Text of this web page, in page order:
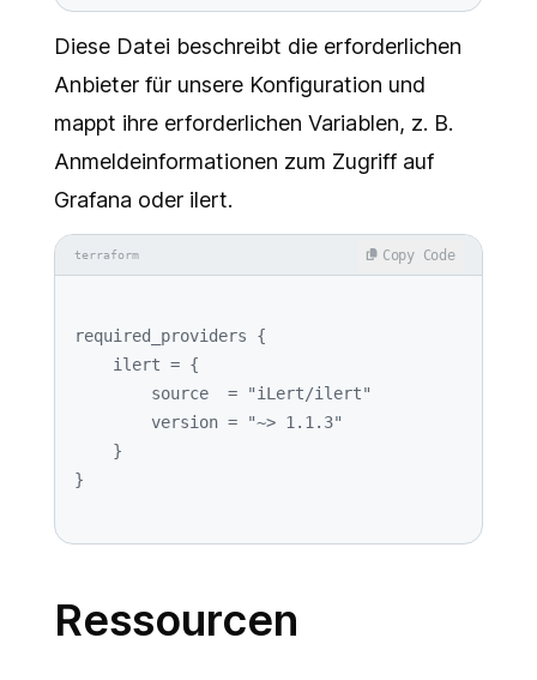
Diese Datei beschreibt die erforderlichen
Anbieter für unsere Konfiguration und
mappt ihre erforderlichen Variablen, z. B.
Anmeldeinformationen zum Zugriff auf
Grafana oder ilert.
terraform
required_providers {
        source  =
"iLert/ilert"
        version =
"~> 1.1.3"
Copy Code
Ressourcen